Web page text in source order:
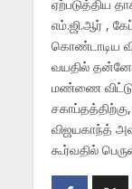
ஏற்படுத்திய
எம்.ஜி.ஆர் ,
கொண்டாடிய
வயதில்
மண்ணை விட்டு
விஜயகாந்த்
கூர்வதில்